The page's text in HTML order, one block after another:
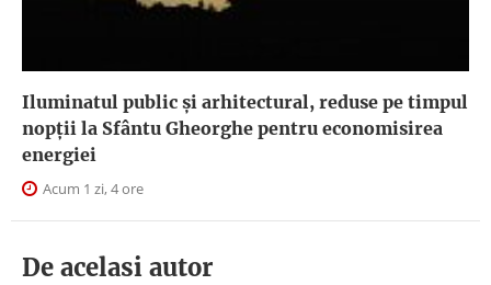
Iluminatul public şi arhitectural, reduse pe timpul
nopţii la Sfântu Gheorghe pentru economisirea
energiei
Acum 1 zi, 4 ore
De acelasi autor